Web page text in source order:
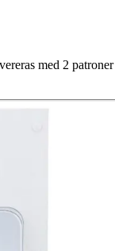
med 2 patroner